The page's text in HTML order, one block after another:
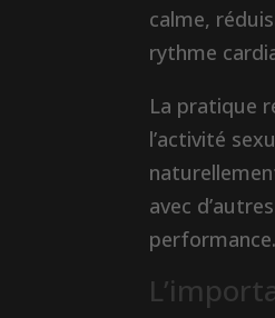
calme,
rythme
La pratique
l’activité
avec
performance.